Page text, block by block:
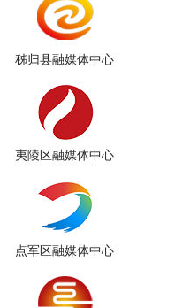
秭归县融媒体中心
夷陵区融媒体中心
点军区融媒体中心